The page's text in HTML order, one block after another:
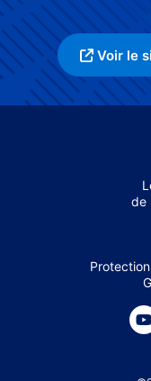
Voir le
de